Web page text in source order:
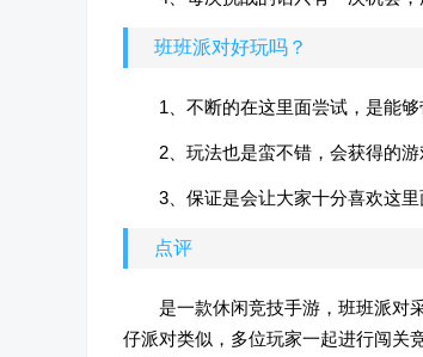
班班派对好玩吗？
1、不断的在这里面尝试，是能
2、玩法也是蛮不错，会获得的
3、保证是会让大家十分喜欢这
点评
是一款休闲竞技手游，班班派对
仔派对类似，多位玩家一起进行闯关